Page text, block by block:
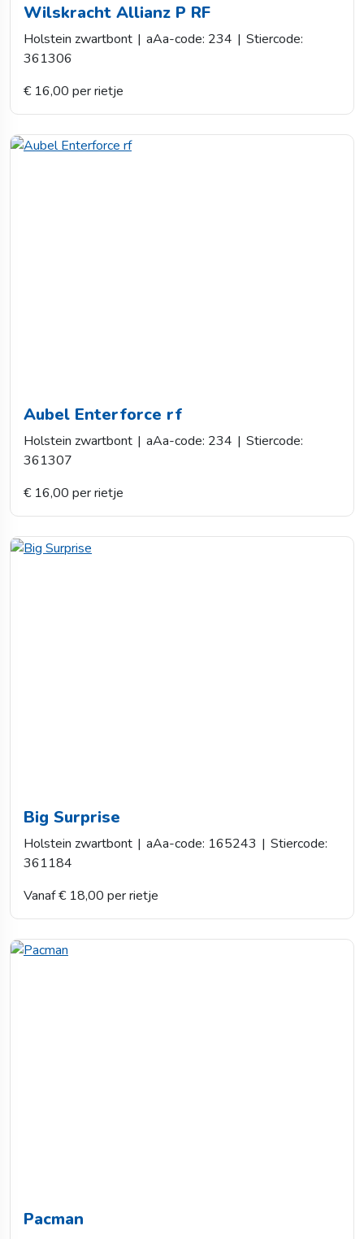
Wilskracht Allianz P RF
Holstein zwartbont | aAa-code: 234 | Stiercode:
361306
€ 16,00 per rietje
Aubel Enterforce rf
Holstein zwartbont | aAa-code: 234 | Stiercode:
361307
€ 16,00 per rietje
Big Surprise
Holstein zwartbont | aAa-code: 165243 | Stiercode:
361184
Vanaf € 18,00 per rietje
Pacman